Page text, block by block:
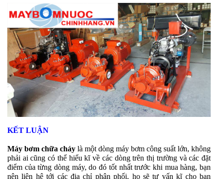
KẾT LUẬN
Máy bơm chữa cháy là một dòng máy bơm công suất lớn, không
phải ai cũng có thể hiểu kĩ về các dòng trên thị trường và các đặt
điểm của từng dòng máy, do đó tốt nhất trước khi mua hàng, bạn
nên liên hệ tới các địa chỉ phân phối, họ sẽ tư vấn kĩ cho bạn